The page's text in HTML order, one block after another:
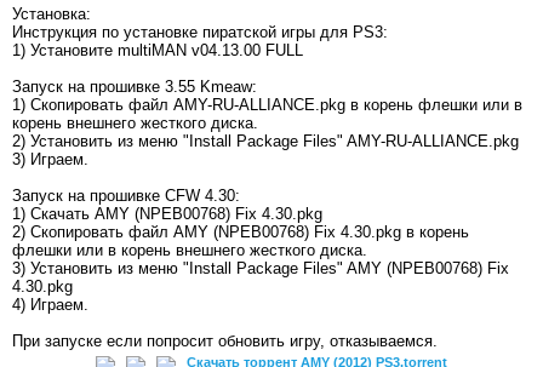
Установка:
Инструкция по установке пиратской игры для PS3:
1) Установите multiMAN v04.13.00 FULL
Запуск на прошивке 3.55 Kmeaw:
1) Скопировать файл AMY-RU-ALLIANCE.pkg в корень флешки или в
корень внешнего жесткого диска.
2) Установить из меню "Install Package Files" AMY-RU-ALLIANCE.pkg
3) Играем.
Запуск на прошивке CFW 4.30:
1) Скачать AMY (NPEB00768) Fix 4.30.pkg
2) Скопировать файл AMY (NPEB00768) Fix 4.30.pkg в корень
флешки или в корень внешнего жесткого диска.
3) Установить из меню "Install Package Files" AMY (NPEB00768) Fix
4.30.pkg
4) Играем.
При запуске если попросит обновить игру, отказываемся.
Скачать торрент AMY (2012) PS3.torrent